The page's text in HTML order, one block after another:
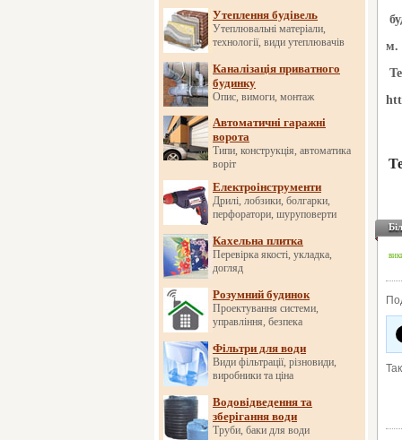
Утеплення будівель
Утеплювальні матеріали,
технології, види утеплювачів
Каналізація приватного
будинку
Опис, вимоги, монтаж
Автоматичні гаражні
ворота
Типи, конструкція, автоматика
воріт
Електроінструменти
Дрилі, лобзики, болгарки,
перфоратори, шуруповерти
Кахельна плитка
Перевірка якості, укладка,
догляд
Розумний будинок
Проектування системи,
управління, безпека
Фільтри для води
Види фільтрації, різновиди,
виробники та ціна
Водовідведення та
зберігання води
Труби, баки для води
м.